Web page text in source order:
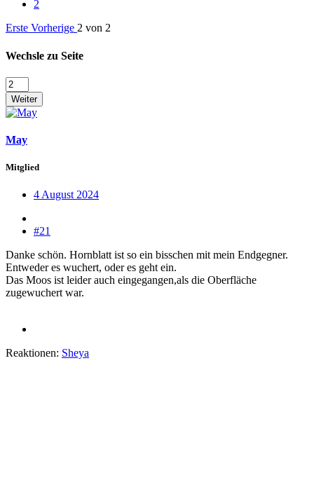
2
Erste Vorherige 2 von 2
Wechsle zu Seite
Weiter
May
Mitglied
4 August 2024
#21
Danke schön. Hornblatt ist so ein bisschen mit mein Endgegner.
Entweder es wuchert, oder es geht ein.
Das Moos ist leider auch eingegangen,als die Oberfläche
zugewuchert war.
Reaktionen: Sheya